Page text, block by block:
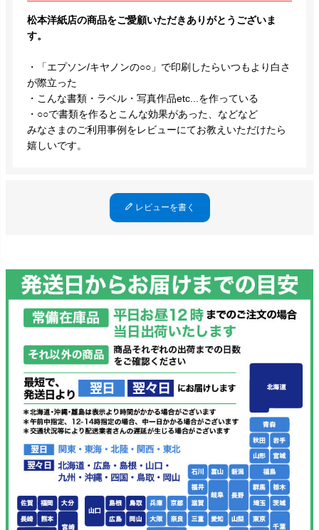
松本洋紙店の商品をご愛顧いただきありがとうございま
す。
・「エプソン/キヤノンの○○」で印刷したらいつもより白さ
が際立った
・こんな書類・ラベル・写真作品etc...を作っている
・○○で書類を作るとこんな効果があった、などなど
みなさまのご利用事例をレビューにてお教えいただけたら
嬉しいです。
レビューを書く